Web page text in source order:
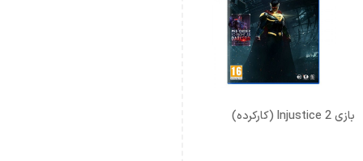
بازی Injustice 2 (کارکرده)